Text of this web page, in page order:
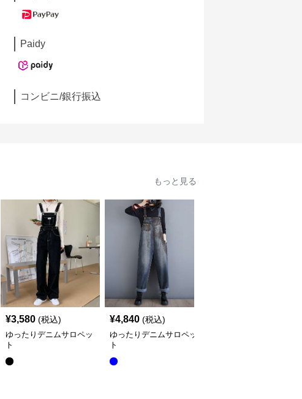
Paidy
コンビニ/銀行振込
もっと見る
¥3,580 (税込)
ゆったりデニムサロペッ
ト
¥4,840 (税込)
ゆったりデニムサロペッ
ト